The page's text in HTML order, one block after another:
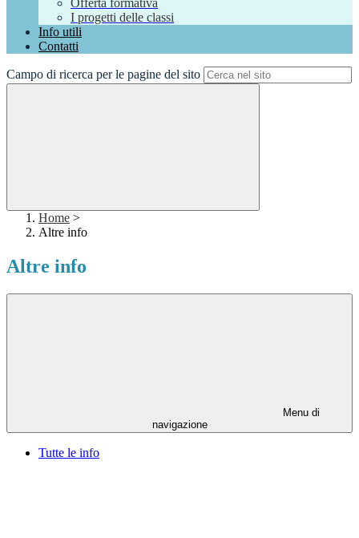
Offerta formativa
I progetti delle classi
Info utili
Contatti
Campo di ricerca per le pagine del sito
Home >
Altre info
Altre info
Menu di
navigazione
Tutte le info